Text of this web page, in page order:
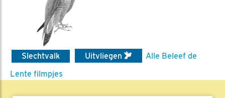
Slechtvalk Uitvliegen
Alle Beleef de
Lente filmpjes